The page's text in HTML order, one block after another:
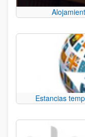
Estancias